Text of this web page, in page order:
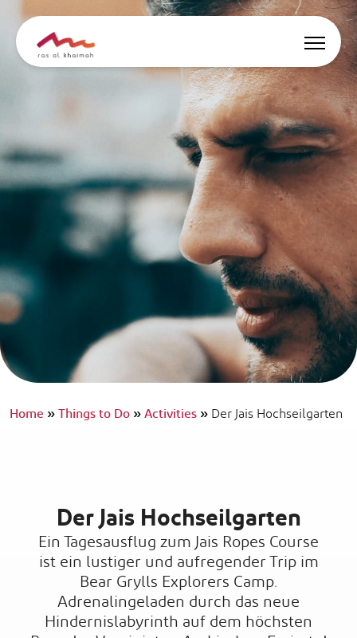
Inspiriert werden
Wo übernachten
Dinge zu tun
Reise planen
Events Suche
Home»Things to Do»Activities»Der Jais Hochseilgarten
Der Jais Hochseilgarten
Ein Tagesausflug zum Jais Ropes Course
ist ein lustiger und aufregender Trip im
Bear Grylls Explorers Camp.
Adrenalingeladen durch das neue
Hindernislabyrinth auf dem höchsten